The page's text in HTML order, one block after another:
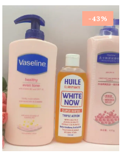
-43%